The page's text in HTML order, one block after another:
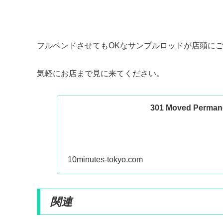
フルベンドさせてもOKなサンプルロッドが店頭にご
気軽にお店まで見に来てください。
301 Moved
10minutes-tokyo.com
関連